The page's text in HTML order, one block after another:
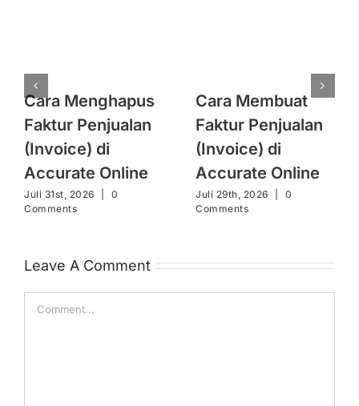
Cara Menghapus
Faktur Penjualan
(Invoice) di
Accurate Online
Juli 31st, 2026
0
Comments
Cara Membuat
Faktur Penjualan
(Invoice) di
Accurate Online
Juli 29th, 2026
0
Comments
Leave A Comment